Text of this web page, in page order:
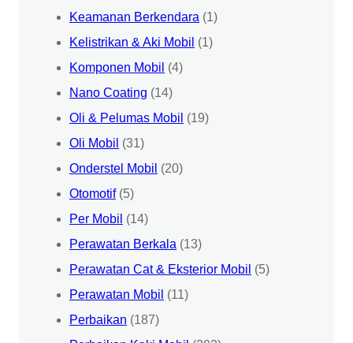
Keamanan Berkendara (1)
Kelistrikan & Aki Mobil (1)
Komponen Mobil (4)
Nano Coating (14)
Oli & Pelumas Mobil (19)
Oli Mobil (31)
Onderstel Mobil (20)
Otomotif(5)
Per Mobil (14)
Perawatan Berkala (13)
Perawatan Cat & Eksterior Mobil (5)
Perawatan Mobil (11)
Perbaikan (187)